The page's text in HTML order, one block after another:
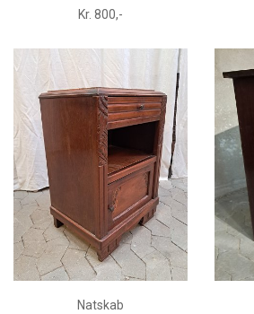
Kr. 800,-
Natskab